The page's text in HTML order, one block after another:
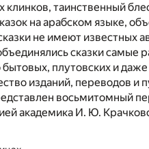
таинственный
на арабском языке,
не имеют известных
сказки самые
плутовских и
изданий, переводов и
восьмитомный
академика И. Ю.